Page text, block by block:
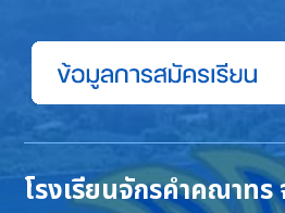
โรงเรียนจักรคำคณาท